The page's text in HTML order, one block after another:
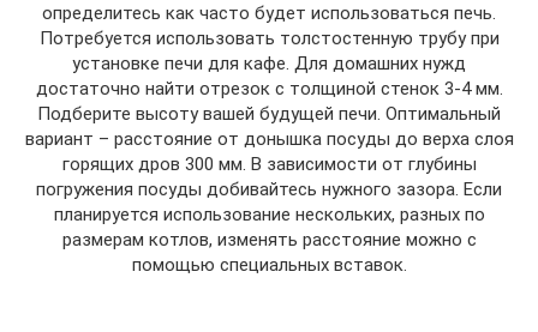
определитесь как часто будет использоваться печь.
Потребуется использовать толстостенную трубу при
установке печи для кафе. Для домашних нужд
достаточно найти отрезок с толщиной стенок 3-4 мм.
Подберите высоту вашей будущей печи. Оптимальный
вариант – расстояние от донышка посуды до верха слоя
горящих дров 300 мм. В зависимости от глубины
погружения посуды добивайтесь нужного зазора. Если
планируется использование нескольких, разных по
размерам котлов, изменять расстояние можно с
помощью специальных вставок.